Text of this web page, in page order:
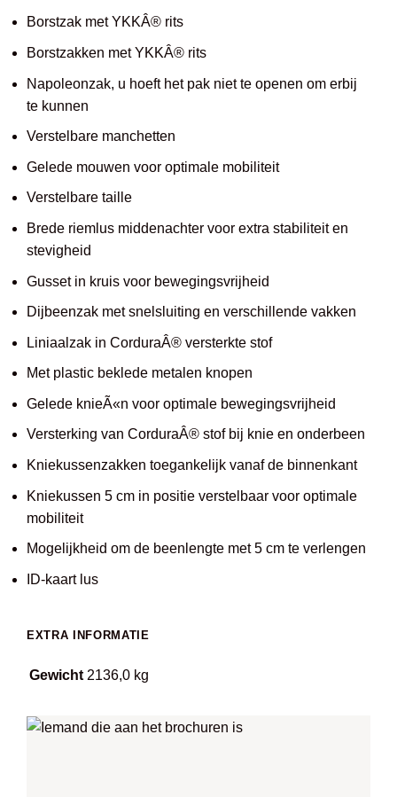
Borstzak met YKKÂ® rits
Borstzakken met YKKÂ® rits
Napoleonzak, u hoeft het pak niet te openen om erbij
te kunnen
Verstelbare manchetten
Gelede mouwen voor optimale mobiliteit
Verstelbare taille
Brede riemlus middenachter voor extra stabiliteit en
stevigheid
Gusset in kruis voor bewegingsvrijheid
Dijbeenzak met snelsluiting en verschillende vakken
Liniaalzak in CorduraÂ® versterkte stof
Met plastic beklede metalen knopen
Gelede knieÃ«n voor optimale bewegingsvrijheid
Versterking van CorduraÂ® stof bij knie en onderbeen
Kniekussenzakken toegankelijk vanaf de binnenkant
Kniekussen 5 cm in positie verstelbaar voor optimale
mobiliteit
Mogelijkheid om de beenlengte met 5 cm te verlengen
ID-kaart lus
EXTRA INFORMATIE
Gewicht 2136,0 kg